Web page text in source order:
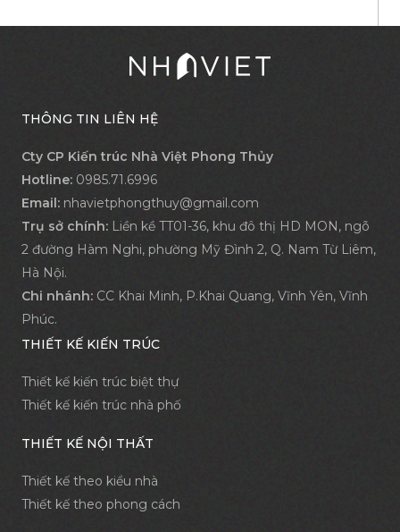
THÔNG TIN LIÊN HỆ
Cty CP Kiến trúc Nhà Việt Phong Thủy
Hotline: 0985.71.6996
Email: nhavietphongthuy@gmail.com
Trụ sở chính: Liền kề TT01-36, khu đô thị HD MON, ngõ
2 đường Hàm Nghi, phường Mỹ Đình 2, Q. Nam Từ Liêm,
Hà Nội.
Chi nhánh: CC Khai Minh, P.Khai Quang, Vĩnh Yên, Vĩnh
Phúc.
THIẾT KẾ KIẾN TRÚC
Thiết kế kiến trúc biệt thự
Thiết kế kiến trúc nhà phố
THIẾT KẾ NỘI THẤT
Thiết kế theo kiểu nhà
Thiết kế theo phong cách